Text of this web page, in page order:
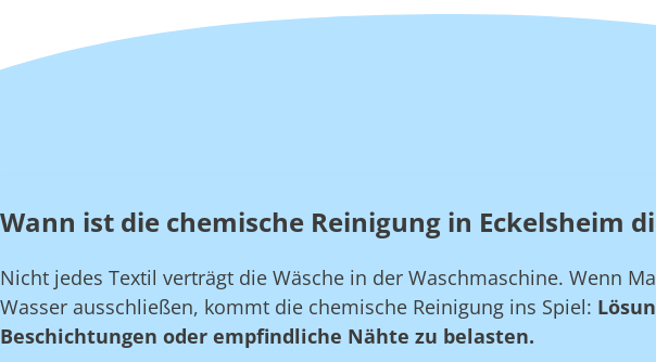
Wann ist die chemische Reinigung in Eckelsheim
Nicht jedes Textil verträgt die Wäsche in der Waschmaschine. Wenn
Wasser ausschließen, kommt die chemische Reinigung ins Spiel:
Beschichtungen oder empfindliche Nähte zu belasten.